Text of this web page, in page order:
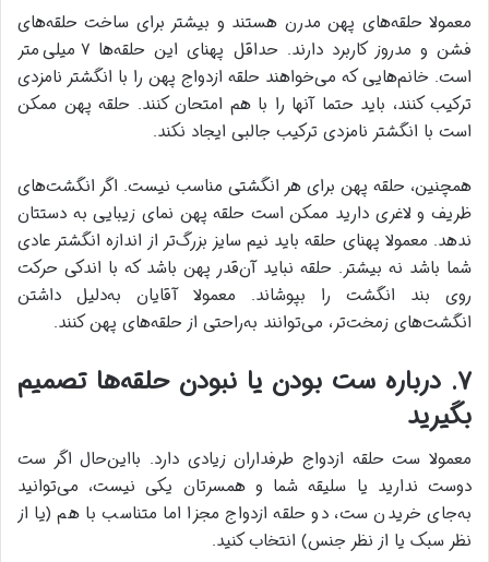
معمولا حلقه‌های پهن مدرن هستند و بیشتر برای ساخت حلقه‌های
فشن و مدروز کاربرد دارند. حداقل پهنای این حلقه‌ها ۷ میلی‌متر
است. خانم‌هایی که می‌خواهند حلقه ازدواج پهن را با انگشتر نامزدی
ترکیب کنند، باید حتما آنها را با هم امتحان کنند. حلقه پهن ممکن
است با انگشتر نامزدی ترکیب جالبی ایجاد نکند.
همچنین، حلقه پهن برای هر انگشتی مناسب نیست. اگر انگشت‌های
ظریف و لاغری دارید ممکن است حلقه پهن نمای زیبایی به دستتان
ندهد. معمولا پهنای حلقه باید نیم سایز بزرگ‌تر از اندازه انگشتر عادی
شما باشد نه بیشتر. حلقه نباید آن‌قدر پهن باشد که با اندکی حرکت
روی بند انگشت را بپوشاند. معمولا آقایان به‌دلیل داشتن
انگشت‌های زمخت‌تر، می‌توانند به‌راحتی از حلقه‌های پهن کنند.
۷. درباره ست بودن یا نبودن حلقه‌ها تصمیم
بگیرید
معمولا ست حلقه ازدواج طرفداران زیادی دارد. بااین‌حال اگر ست
دوست ندارید یا سلیقه شما و همسرتان یکی نیست، می‌توانید
به‌جای خریدن ست، دو حلقه ازدواج مجزا اما متناسب با هم (یا از
نظر سبک یا از نظر جنس) انتخاب کنید.